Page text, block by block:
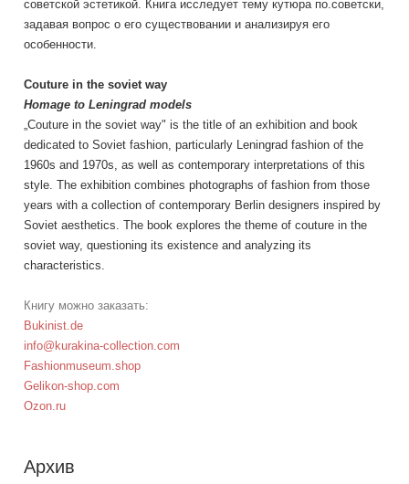
советской эстетикой. Книга исследует тему кутюра по.советски,
задавая вопрос о его существовании и анализируя его
особенности.
Couture in the soviet way
Homage to Leningrad models
„Couture in the soviet way" is the title of an exhibition and book
dedicated to Soviet fashion, particularly Leningrad fashion of the
1960s and 1970s, as well as contemporary interpretations of this
style. The exhibition combines photographs of fashion from those
years with a collection of contemporary Berlin designers inspired by
Soviet aesthetics. The book explores the theme of couture in the
soviet way, questioning its existence and analyzing its
characteristics.
Книгу можно заказать:
Bukinist.de
info@kurakina-collection.com
Fashionmuseum.shop
Gelikon-shop.com
Ozon.ru
Aрхив